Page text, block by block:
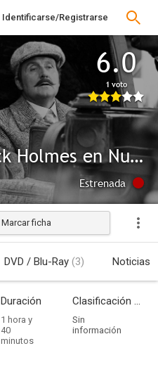
Identificarse/Registrarse
6.0
1 voto
Sherlock Holmes en Nueva York
Estrenada
Marcar ficha
DVD / Blu-Ray (3) Noticias
Duración
1 hora y
40
minutos
Clasificación por edades
Sin
información